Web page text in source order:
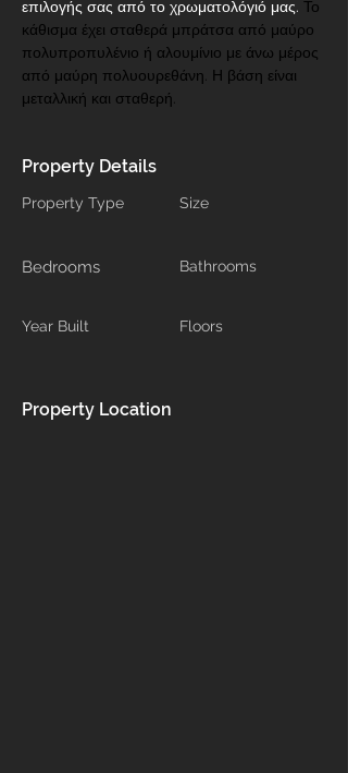
επιλογής σας από το χρωματολόγιό μας. Το
κάθισμα έχει σταθερά μπράτσα από μαύρο
πολυπροπυλένιο ή αλουμίνιο με άνω μέρος
από μαύρη πολυουρεθάνη. Η βάση είναι
μεταλλική και σταθερή.
Property Details
Property Type
Bedrooms
Year Built
Size
Bathrooms
Floors
Property Location